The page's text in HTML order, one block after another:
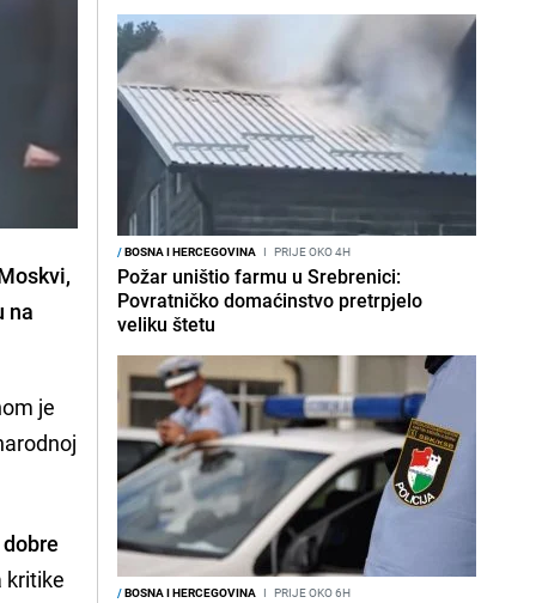
na
je
kritike
/BOSNA I HERCEGOVINA I PRIJE OKO 4H
Požar uništio farmu u Srebrenici:
Povratničko domaćinstvo pretrpjelo
veliku štetu
/BOSNA I HERCEGOVINA I PRIJE OKO 6H